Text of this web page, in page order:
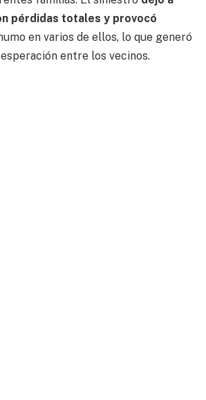
pérdidas totales y provocó
en varios de ellos, lo que generó
entre los vecinos.